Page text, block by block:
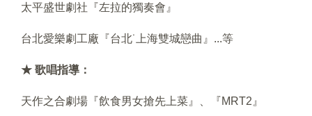
太平盛世劇社『左拉的獨奏會』
台北愛樂劇工廠『台北˙上海雙城戀曲』...等
★ 歌唱指導：
天作之合劇場『飲食男女搶先上菜』、『MRT2』